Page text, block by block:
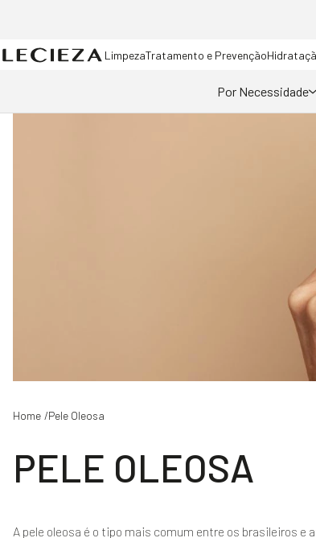
LimpezaTratamento e Prevenção
Por Necessidade
Pele Oleosa
PELE OLEOSA
A pele oleosa é o tipo mais comum entre os brasileiros e